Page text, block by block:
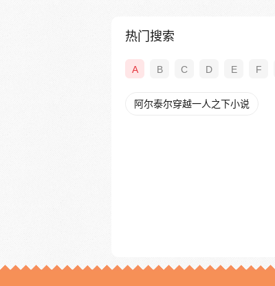
热门搜索
A B C D E F
阿尔泰尔穿越一人之下小说